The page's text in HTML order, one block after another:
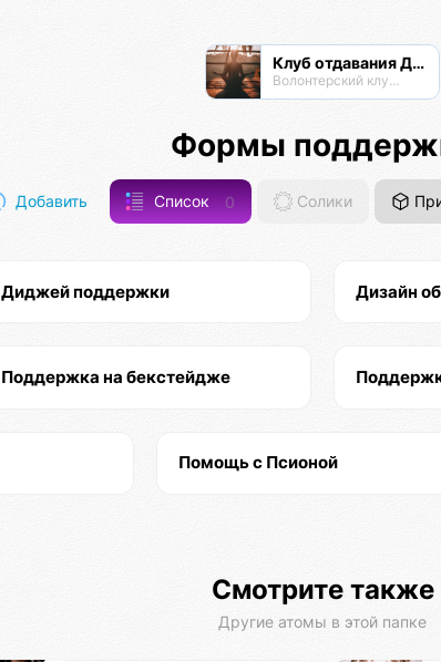
Клуб отдавания Даримба
Волонтерский клуб Псионы
Формы
Добавить Список 0 Солики
Диджей поддержки Дизайн
Поддержка на бекстейдже
Помощь с Псионой
Смотрите также
Другие атомы в этой папке